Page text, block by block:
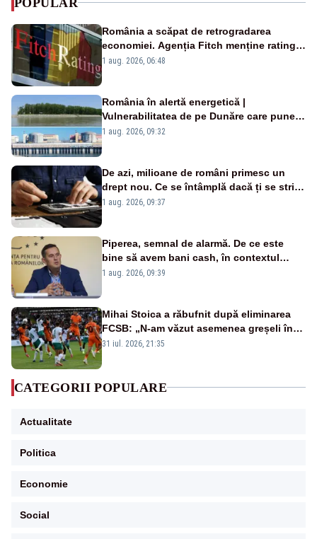
România a scăpat de retrogradarea
economiei. Agenția Fitch menține ratingul
„BBB-” cu perspectivă negativă
1 aug. 2026, 06:48
România în alertă energetică |
Vulnerabilitatea de pe Dunăre care pune
în pericol Centrala Cernavodă era
1 aug. 2026, 09:32
De azi, milioane de români primesc un
drept nou. Ce se întâmplă dacă ți se strică
un produs
1 aug. 2026, 09:37
Piperea, semnal de alarmă. De ce este
bine să avem bani cash, în contextul
alertei energetice?
1 aug. 2026, 09:39
Mihai Stoica a răbufnit după eliminarea
FCSB: „N-am văzut asemenea greșeli în
190 de meciuri europene”
31 iul. 2026, 21:35
CATEGORII POPULARE
Actualitate
Politica
Economie
Social